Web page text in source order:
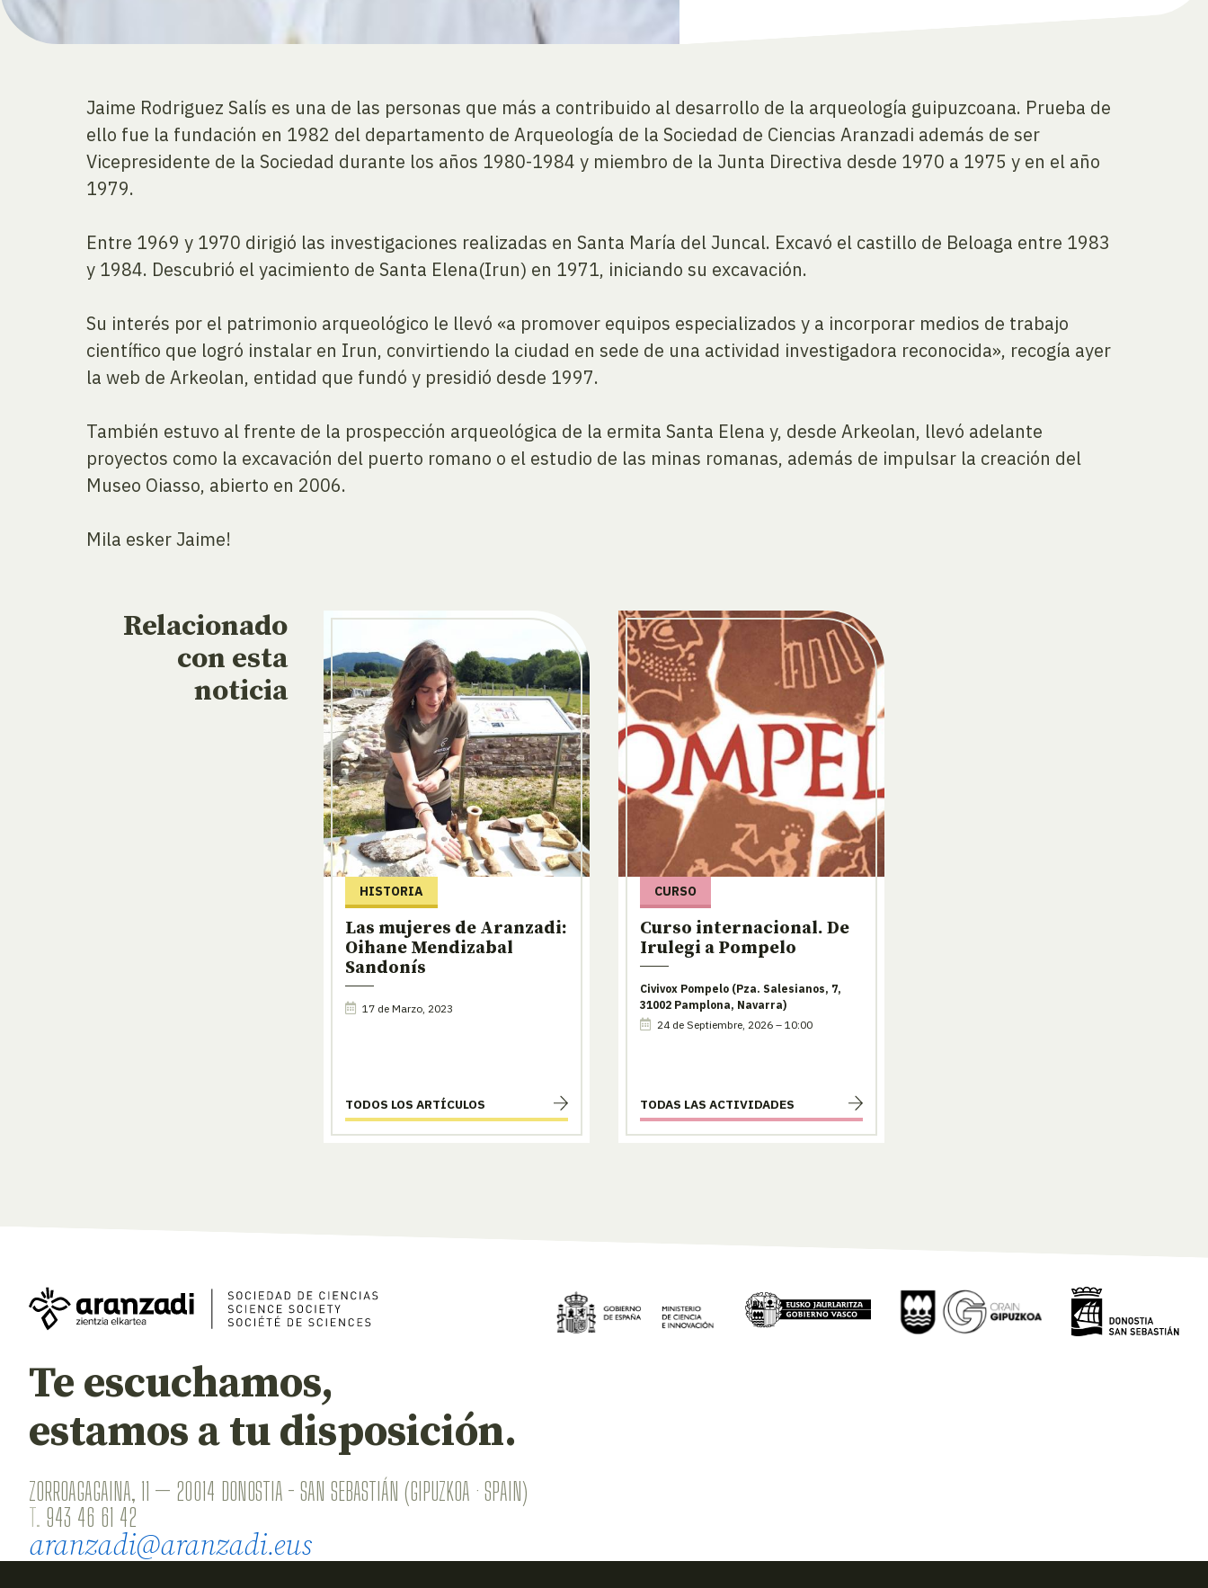
Jaime Rodriguez Salís es una de las personas que más a contribuido al desarrollo de la arqueología guipuzcoana. Prueba de
ello fue la fundación en 1982 del departamento de Arqueología de la Sociedad de Ciencias Aranzadi además de ser
Vicepresidente de la Sociedad durante los años 1980-1984 y miembro de la Junta Directiva desde 1970 a 1975 y en el año
1979.
Entre 1969 y 1970 dirigió las investigaciones realizadas en Santa María del Juncal. Excavó el castillo de Beloaga entre 1983
y 1984. Descubrió el yacimiento de Santa Elena(Irun) en 1971, iniciando su excavación.
Su interés por el patrimonio arqueológico le llevó «a promover equipos especializados y a incorporar medios de trabajo
científico que logró instalar en Irun, convirtiendo la ciudad en sede de una actividad investigadora reconocida», recogía ayer
la web de Arkeolan, entidad que fundó y presidió desde 1997.
También estuvo al frente de la prospección arqueológica de la ermita Santa Elena y, desde Arkeolan, llevó adelante
proyectos como la excavación del puerto romano o el estudio de las minas romanas, además de impulsar la creación del
Museo Oiasso, abierto en 2006.
Mila esker Jaime!
Relacionado
con esta
noticia
HISTORIA
Las mujeres de Aranzadi:
Oihane Mendizabal
Sandonís
17 de Marzo, 2023
TODOS LOS ARTÍCULOS
CURSO
Curso internacional. De
Irulegi a Pompelo
Civivox Pompelo (Pza. Salesianos, 7,
31002 Pamplona, Navarra)
24 de Septiembre, 2026 – 10:00
TODAS LAS ACTIVIDADES
Te escuchamos,
estamos a tu disposición.
ZORROAGAGAINA, 11 — 20014 DONOSTIA - SAN SEBASTIÁN (GIPUZKOA · SPAIN)
T. 943 46 61 42
aranzadi@aranzadi.eus